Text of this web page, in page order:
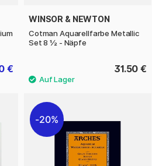
€
WINSOR & NEWTON
Cotman Aquarellfarbe Metallic
Set 8 ½ - Näpfe
31.50 €
20%